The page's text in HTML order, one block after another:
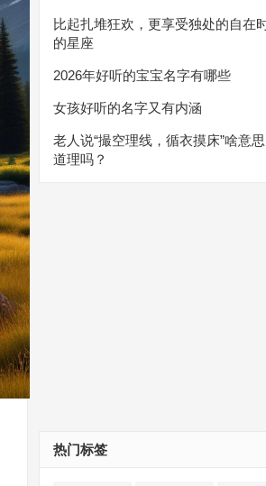
比起扎堆狂欢，更享受独处的自在
的星座
2026年好听的宝宝名字有哪些
女孩好听的名字又有内涵
老人说“撮空理线，循衣摸床”啥意
道理吗？
热门标签